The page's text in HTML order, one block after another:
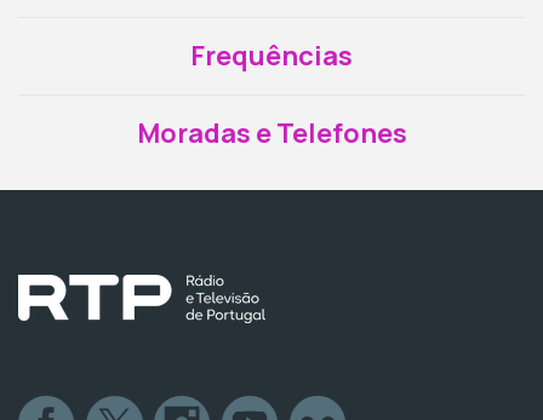
Frequências
Moradas e Telefones